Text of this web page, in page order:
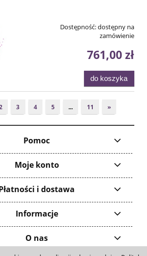
Dostępność:dostępny na
zamówienie
761,00 zł
do koszyka
3 4 5 ... 11 »
Pomoc
Moje konto
i dostawa
Informacje
O nas